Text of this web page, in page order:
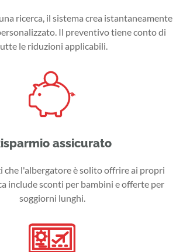
ricerca, il sistema crea istantaneamente
Il preventivo tiene conto di
le riduzioni applicabili.
assicurato
che l'albergatore è solito offrire ai propri
include sconti per bambini e offerte per
soggiorni lunghi.